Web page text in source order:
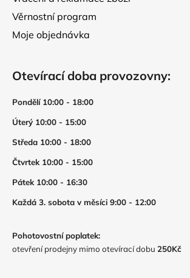
Věrnostní program
Moje objednávka
Otevírací doba provozovny:
Pondělí 10:00 - 18:00
Úterý 10:00 - 15:00
Středa 10:00 - 18:00
Čtvrtek 10:00 - 15:00
Pátek 10:00 - 16:30
Každá 3. sobota v měsíci 9:00 - 12:00
Pohotovostní poplatek:
otevření prodejny mimo otevírací dobu 250Kč